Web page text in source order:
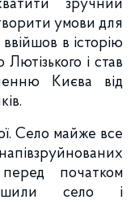
зручний
умови для
в історію
Лютізького і став
Києва від
Село майже все
початком
село і